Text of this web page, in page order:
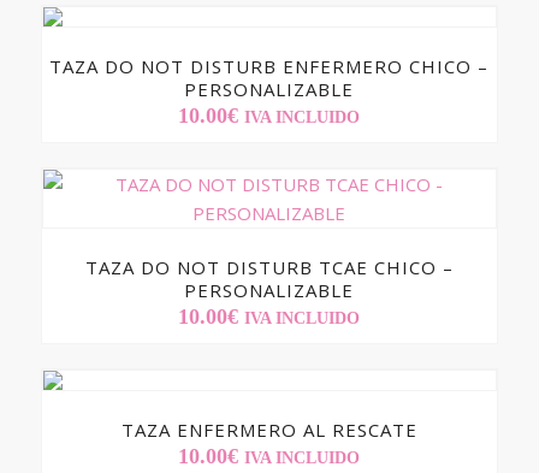
TAZA DO NOT DISTURB ENFERMERO CHICO –
PERSONALIZABLE
10.00€ IVA INCLUIDO
TAZA DO NOT DISTURB TCAE CHICO –
PERSONALIZABLE
10.00€ IVA INCLUIDO
TAZA ENFERMERO AL RESCATE
10.00€ IVA INCLUIDO